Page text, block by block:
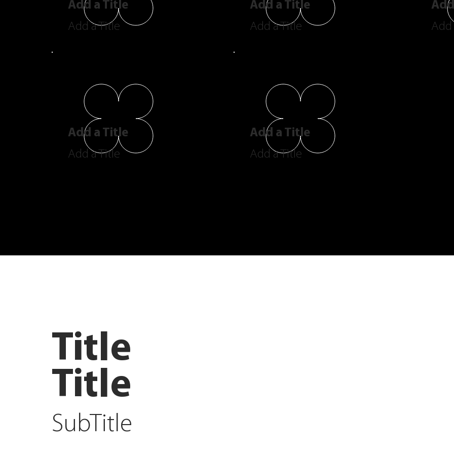
Add a Title
Add a Title
Add a Title
Add a Title
Add
Add a Title
Add a Title
Add a Title
Add a Title
Title
Title
SubTitle